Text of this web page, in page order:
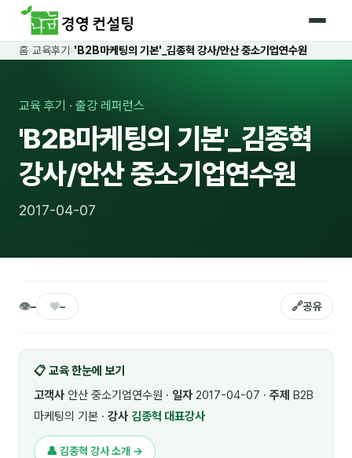
홈
커리큘럼
🛡️ 법정 의무교육 4종
🤖 AI · IT 교육
🧭 경영전략 · 트렌드 8
🎓 강사육성 · 교수법
🏭 산업 특화
💻 IT · 디지털
홈›교육후기 ›'B2B마케팅의 기본'_김종혁 강사/안산 중소기업연수원
교육 후기 · 출강 레퍼런스
'B2B마케팅의 기본'_김종혁
강사/안산 중소기업연수원
2017-04-07
👁– ♥– 🔗공유
📋 교육 한눈에 보기
고객사 안산 중소기업연수원 · 일자 2017-04-07 · 주제 B2B
마케팅의 기본 · 강사 김종혁 대표강사
👤 김종혁 강사 소개 →